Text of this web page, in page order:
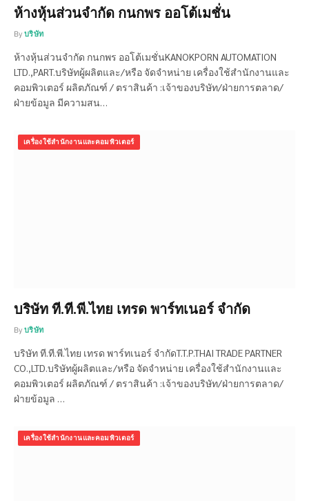
ห้างหุ้นส่วนจำกัด กนกพร ออโต้เมชั่น
By บริษัท
ห้างหุ้นส่วนจำกัด กนกพร ออโต้เมชั่นKANOKPORN AUTOMATION
LTD.,PART.บริษัทผู้ผลิตและ/หรือ จัดจำหน่าย เครื่องใช้สำนักงานและ
คอมพิวเตอร์ ผลิตภัณฑ์ / ตราสินค้า :เจ้าของบริษัท/ฝ่ายการตลาด/
ฝ่ายข้อมูล มีความสน…
เครื่องใช้สำนักงานและคอมพิวเตอร์
บริษัท ที.ที.พี.ไทย เทรด พาร์ทเนอร์ จำกัด
By บริษัท
บริษัท ที.ที.พี.ไทย เทรด พาร์ทเนอร์ จำกัดT.T.P.THAI TRADE PARTNER
CO.,LTD.บริษัทผู้ผลิตและ/หรือ จัดจำหน่าย เครื่องใช้สำนักงานและ
คอมพิวเตอร์ ผลิตภัณฑ์ / ตราสินค้า :เจ้าของบริษัท/ฝ่ายการตลาด/
ฝ่ายข้อมูล …
เครื่องใช้สำนักงานและคอมพิวเตอร์